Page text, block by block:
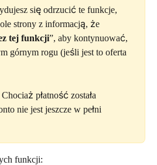
się odrzucić te funkcje,
strony z informacją, że
tej funkcji”, aby kontynuować,
górnym rogu (jeśli jest to oferta
Chociaż płatność została
nie jest jeszcze w pełni
funkcji: